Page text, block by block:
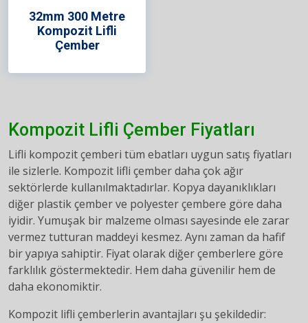
32mm 300 Metre
Kompozit Lifli
Çember
Kompozit Lifli Çember Fiyatları
Lifli kompozit çemberi tüm ebatları uygun satış fiyatları
ile sizlerle. Kompozit lifli çember daha çok ağır
sektörlerde kullanılmaktadırlar. Kopya dayanıklıkları
diğer plastik çember ve polyester çembere göre daha
iyidir. Yumuşak bir malzeme olması sayesinde ele zarar
vermez tutturan maddeyi kesmez. Aynı zaman da hafif
bir yapıya sahiptir. Fiyat olarak diğer çemberlere göre
farklılık göstermektedir. Hem daha güvenilir hem de
daha ekonomiktir.
Kompozit lifli çemberlerin avantajları şu şekildedir: